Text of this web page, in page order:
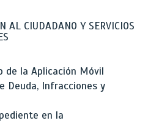
AL CIUDADANO Y SERVICIOS
de la Aplicación Móvil
Deuda, Infracciones y
en la